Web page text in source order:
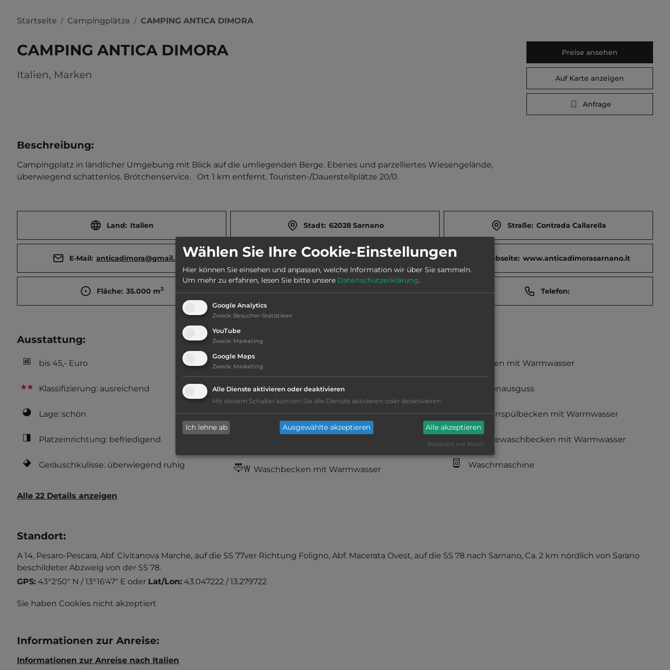
Startseite / Campingplätze / CAMPING ANTICA DIMORA
CAMPING ANTICA DIMORA
Italien, Marken
Preise ansehen
Auf Karte anzeigen
Anfrage
Beschreibung:
Campingplatz in ländlicher Umgebung mit Blick auf die umliegenden Berge. Ebenes und parzelliertes Wiesengelände,
überwiegend schattenlos. Brötchenservice.   Ort 1 km entfernt. Touristen-/Dauerstellplätze 20/0.
Land: Italien Stadt: 62028 Sarnano Straße: Contrada Callarella
E-Mail: anticadimora@gmail.com Telefon: 0039 349 4936286 Webseite: www.anticadimorasarnano.it
Fläche: 35.000 m2 Öffnungszeiten: Mai bis Sept. Telefon:
Ausstattung:
bis 45,- Euro
Klassifizierung: ausreichend
Lage: schön
Platzeinrichtung: befriedigend
Geräuschkulisse: überwiegend ruhig
Hygiene: befriedigend
Service: mittelmäßig, das Wichtigste ist
vorhanden
Waschbecken mit Warmwasser
Duschen mit Warmwasser
Fäkalienausguss
Geschirrspülbecken mit Warmwasser
Wäschewaschbecken mit Warmwasser
Waschmaschine
Alle 22 Details anzeigen
Standort:
A 14, Pesaro-Pescara, Abf. Civitanova Marche, auf die SS 77ver Richtung Foligno, Abf. Macerata Ovest, auf die SS 78 nach Sarnano, Ca. 2 km nördlich von Sarano
beschildeter Abzweig von der SS 78.
GPS: 43°2'50" N / 13°16'47" E oder Lat/Lon: 43.047222 / 13.279722
Sie haben Cookies nicht akzeptiert
Informationen zur Anreise:
Informationen zur Anreise nach Italien
Wählen Sie Ihre Cookie-Einstellungen
Hier können Sie einsehen und anpassen, welche Information wir über Sie sammeln.
Um mehr zu erfahren, lesen Sie bitte unsere Datenschutzerklärung.
Google Analytics
Zweck: Besucher-Statistiken
YouTube
Zweck: Marketing
Google Maps
Zweck: Marketing
Alle Dienste aktivieren oder deaktivieren
Mit diesem Schalter können Sie alle Dienste aktivieren oder deaktivieren.
Ich lehne ab Ausgewählte akzeptieren Alle akzeptieren
Realisiert mit Klaro!